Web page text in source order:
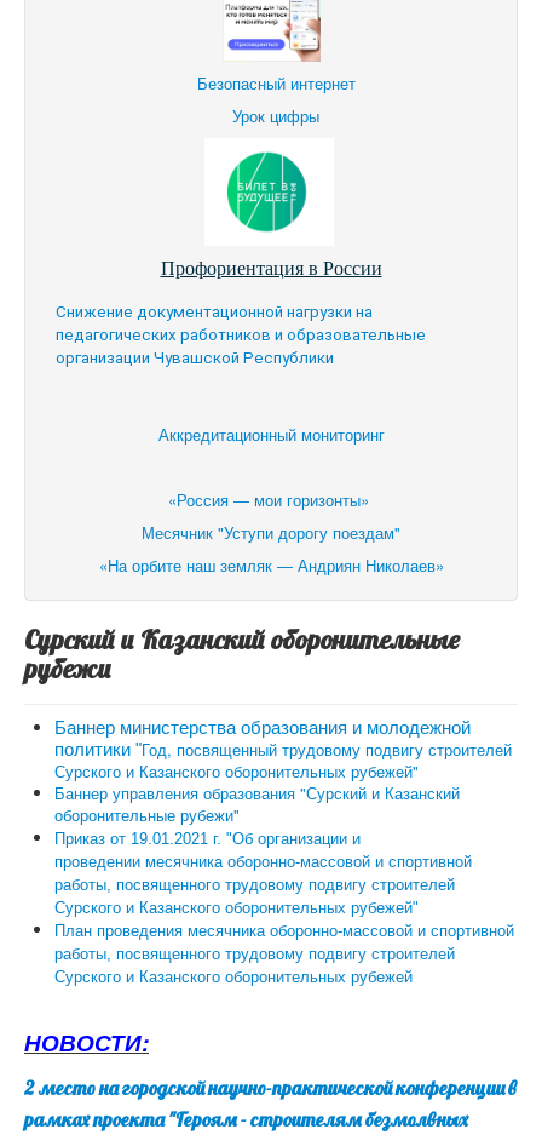
Безопасный интернет
Урок цифры
Профориентация в России
Снижение документационной нагрузки на
педагогических работников и образовательные
организации Чувашской Республики
Аккредитационный мониторинг
«Россия — мои горизонты»
Месячник "Уступи дорогу поездам"
«На орбите наш земляк — Андриян Николаев»
Сурский и Казанский оборонительные
рубежи
Баннер министерства образования и молодежной
политики "Год, посвященный трудовому подвигу строителей
Сурского и Казанского оборонительных рубежей"
Баннер управления образования "Сурский и Казанский
оборонительные рубежи"
Приказ от 19.01.2021 г. "Об организации и
проведении месячника оборонно-массовой и спортивной
работы, посвященного трудовому подвигу строителей
Сурского и Казанского оборонительных рубежей"
План проведения месячника оборонно-массовой и спортивной
работы, посвященного трудовому подвигу строителей
Сурского и Казанского оборонительных рубежей
НОВОСТИ:
2 место на городской научно-практической конференции в
рамках проекта "Героям - строителям безмолвных